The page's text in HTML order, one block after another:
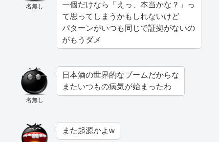
名無し
一個だけなら「えっ、本当かな？」っ
て思ってしまうかもしれないけど
パターンがいつも同じで証拠がないの
がもうダメ
名無し
日本酒の世界的なブームだからな
またいつもの病気が始まったわ
また起源かよw